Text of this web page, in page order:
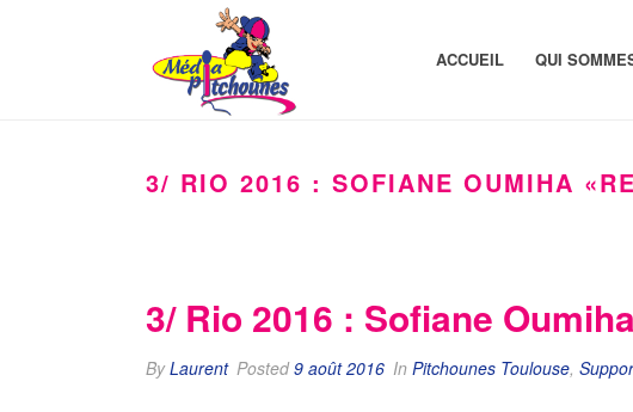
ACCUEIL QUI
3/ RIO 2016 : SOFIANE OUMIHA
3/ Rio 2016 : Sofiane
ByLaurent Posted9 août 2016 In Pitchounes Toulouse,